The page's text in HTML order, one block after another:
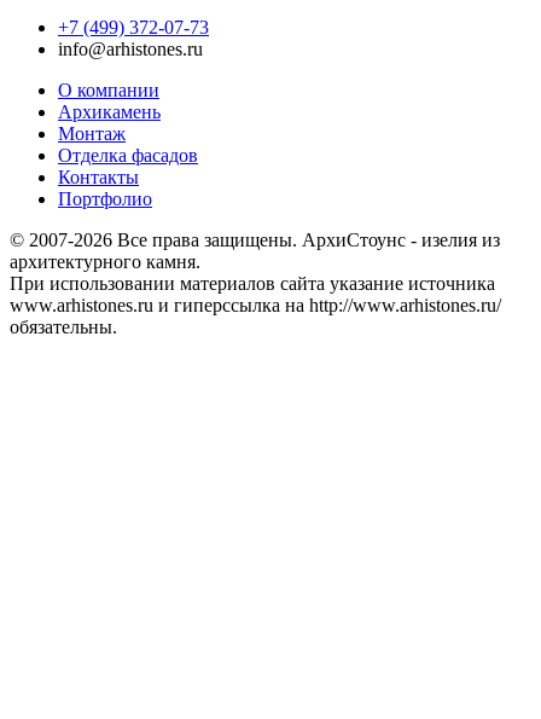
+7 (499) 372-07-73
info@arhistones.ru
О компании
Архикамень
Монтаж
Отделка фасадов
Контакты
Портфолио
© 2007-2026 Все права защищены. АрхиСтоунс - изелия из
архитектурного камня.
При использовании материалов сайта указание источника
www.arhistones.ru и гиперссылка на http://www.arhistones.ru/
обязательны.